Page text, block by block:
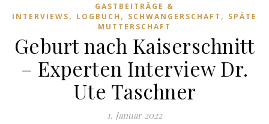
GASTBEITRÄGE &
INTERVIEWS, LOGBUCH , SCHWANGERSCHAFT , SPÄTE
MUTTERSCHAFT
Geburt nach Kaiserschnitt
– Experten Interview Dr.
Ute Taschner
1. Januar 2022